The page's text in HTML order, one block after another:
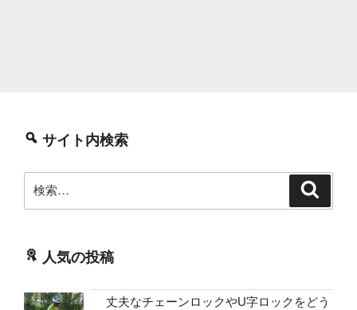
サイト内検索
索:
人気の投稿
丈夫なチェーンロックやU字ロックをどう